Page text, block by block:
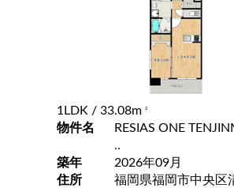
1LDK / 33.08m 2
物件名
RESIAS ONE
..
築年
2026年09月
住所
福岡県福岡市中央区